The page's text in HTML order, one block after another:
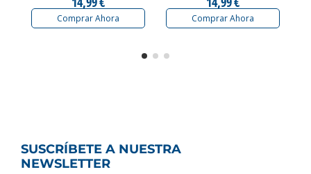
Comprar Ahora Comprar Ahora
SUSCRÍBETE A NUESTRA
NEWSLETTER